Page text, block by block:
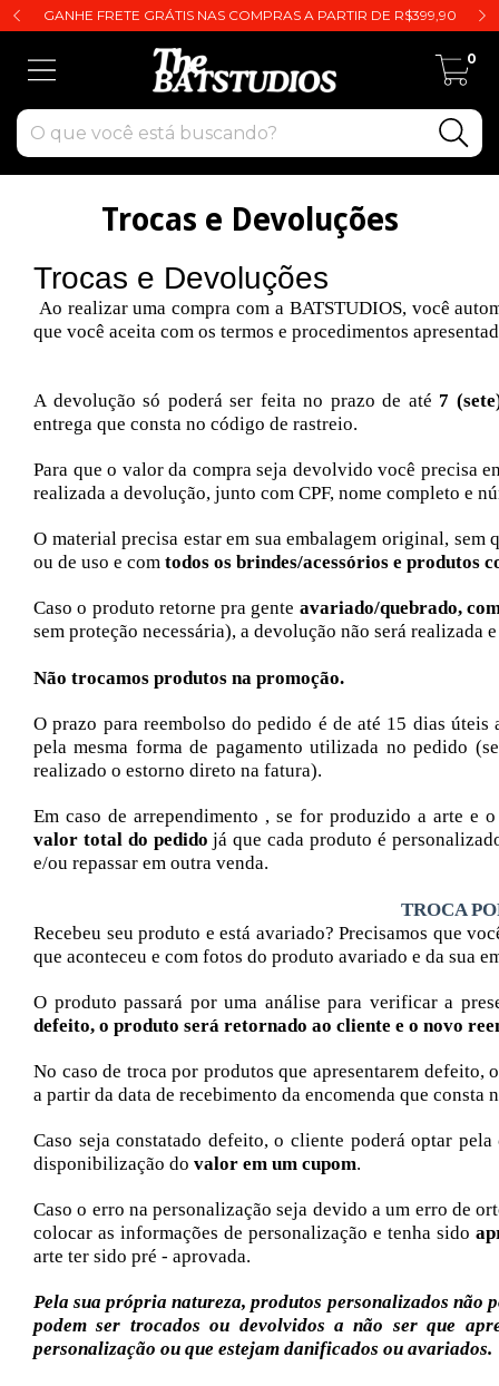
GANHE FRETE GRÁTIS NAS COMPRAS A PARTIR DE R$399,90
0
Trocas e Devoluções
Trocas e Devoluções
Ao realizar uma compra com a BATSTUDIOS, você
que você aceita com os termos e procedimentos
A devolução só poderá ser feita no prazo de até 7
entrega que consta no código de rastreio.
Para que o valor da compra seja devolvido você precisa
realizada a devolução, junto com CPF, nome completo e
O material precisa estar em sua embalagem original,
ou de uso e com todos os brindes/acessórios e produtos
Caso o produto retorne pra gente avariado/quebrado,
sem proteção necessária), a devolução não será realizada
Não trocamos produtos na promoção.
O prazo para reembolso do pedido é de até 15 dias
pela mesma forma de pagamento utilizada no pedido
realizado o estorno direto na fatura).
Em caso de arrependimento , se for produzido a arte e
valor total do pedidojá que cada produto é
e/ou repassar em outra venda.
TROCA
Recebeu seu produto e está avariado?Precisamos que
que aconteceu e com fotos do produto avariado e da sua
O produto passará por uma análise para verificar a
defeito, o produto será retornado ao cliente e o novo
No caso de troca por produtos que apresentarem
a partir da data de recebimento da encomenda que consta
Caso seja constatado defeito, o cliente poderá optar pela
disponibilização do valor em um cupom.
Caso o erro na personalização seja devido a um erro de
colocar as informações de personalização e tenha sido
arte ter sido pré - aprovada.
Pela sua própria natureza, produtos personalizados não
podem ser trocados ou devolvidos a não ser que
personalização ou que estejam danificados ou avariados.